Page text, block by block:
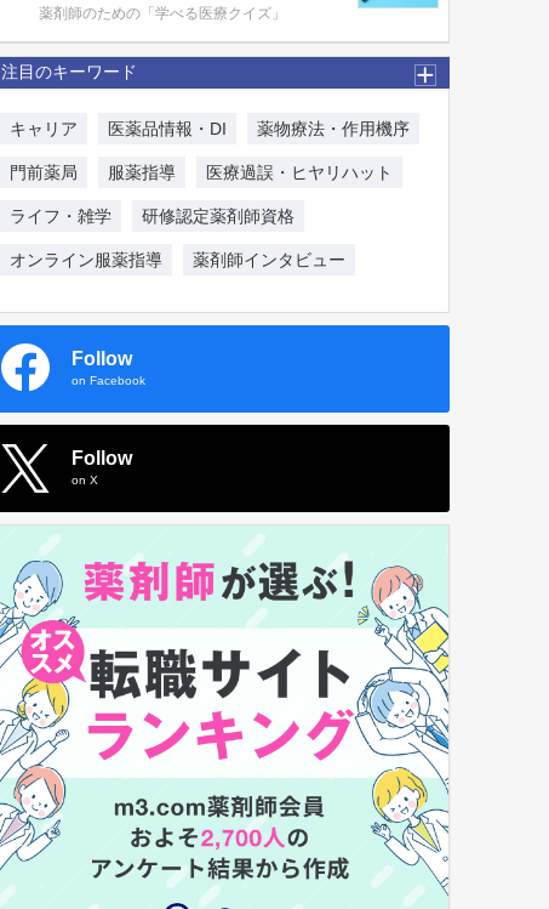
薬剤師のための「学べる医療クイズ」
注目のキーワード
キャリア 医薬品情報・DI 薬物療法・作用機序
門前薬局 服薬指導 医療過誤・ヒヤリハット
ライフ・雑学 研修認定薬剤師資格
オンライン服薬指導 薬剤師インタビュー
Follow
on Facebook
Follow
on X